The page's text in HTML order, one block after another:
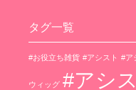
タグ一覧
#お役立ち雑貨 #アシスト #ア
ウィッグ #アシ